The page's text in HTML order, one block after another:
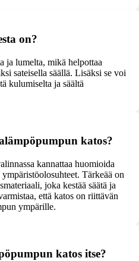
on?
ja lumelta, mikä helpottaa
sateisella säällä. Lisäksi se voi
kulumiselta ja säältä
katos?
kannattaa huomioida
Tärkeää on
joka kestää säätä ja
että katos on riittävän
ympärille.
katos itse?